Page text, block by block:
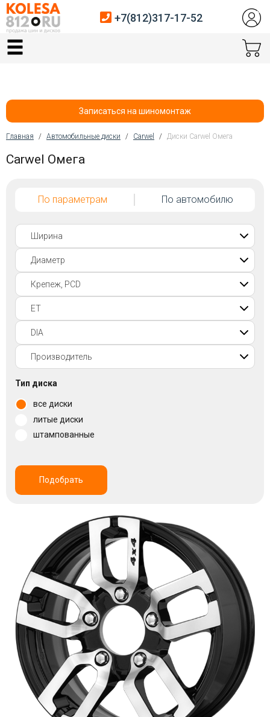
Главная
Автосервис
Датчики давления
Покупателям
Контакты
Войти на сайт
+7(812)317-
17-
52
Пн-
Вс:
+7(812)317-17-52
Записаться на шиномонтаж
Вы здесь
Главная / Автомобильные диски / Carwel / Диски Carwel Омега
Carwel Омега
По параметрам По автомобилю
Тип диска
все диски
литые диски
штампованные
Подобрать